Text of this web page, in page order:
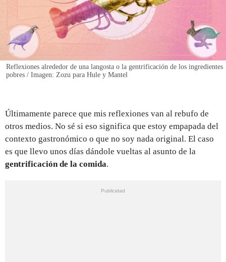
Reflexiones alrededor de una langosta o la gentrificación de los ingredientes
pobres / Imagen: Zozu para Hule y Mantel
Últimamente parece que mis reflexiones van al rebufo de
otros medios. No sé si eso significa que estoy empapada del
contexto gastronómico o que no soy nada original. El caso
es que llevo unos días dándole vueltas al asunto de la
gentrificación de la comida.